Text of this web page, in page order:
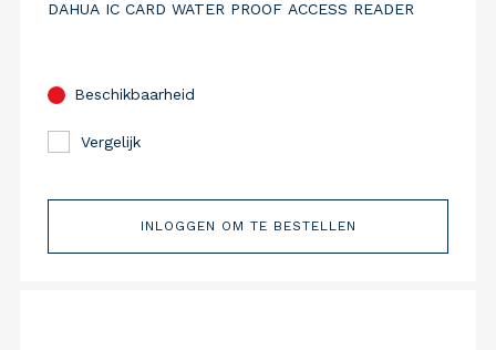
DAHUA IC CARD WATER PROOF ACCESS READER
Beschikbaarheid
Vergelijk
INLOGGEN OM TE BESTELLEN